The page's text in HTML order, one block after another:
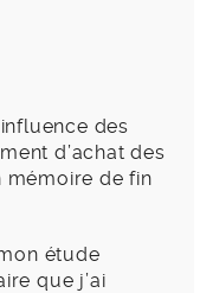
des
d’achat des
mémoire de fin
étude
que j’ai